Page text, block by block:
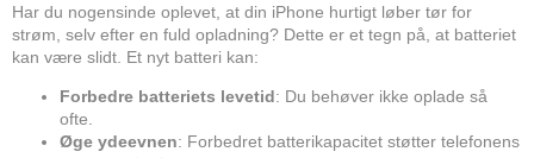
Har du nogensinde oplevet, at din iPhone hurtigt løber tør for
strøm, selv efter en fuld opladning? Dette er et tegn på, at batteriet
kan være slidt. Et nyt batteri kan:
Forbedre batteriets levetid: Du behøver ikke oplade så
ofte.
Øge ydeevnen: Forbedret batterikapacitet støtter telefonens